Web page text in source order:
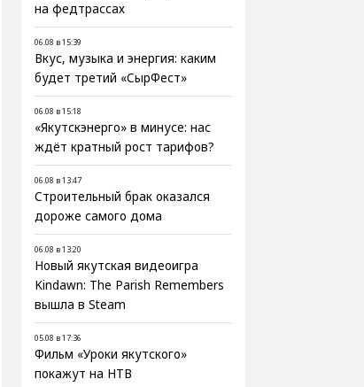
на федтрассах
06.08 в 15:39
Вкус, музыка и энергия: каким
будет третий «СырФест»
06.08 в 15:18
«Якутскэнерго» в минусе: нас
ждёт кратный рост тарифов?
06.08 в 13:47
Строительный брак оказался
дороже самого дома
06.08 в 13:20
Новый якутская видеоигра
Kindawn: The Parish Remembers
вышла в Steam
05.08 в 17:36
Фильм «Уроки якутского»
покажут на НТВ